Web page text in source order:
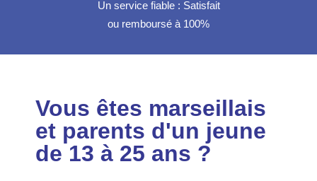
Un service fiable : Satisfait
ou remboursé à 100%
Vous êtes marseillais
et parents d'un jeune
de 13 à 25 ans ?